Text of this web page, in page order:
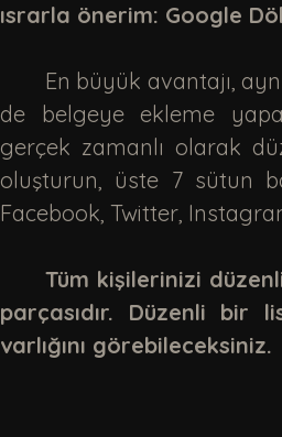
ısrarla önerim: Google
de belgeye ekleme
gerçek zamanlı olarak
oluşturun, üste 7 sütun
Facebook, Twitter,
Tüm kişilerinizi
parçasıdır. Düzenli bir
varlığını görebileceksiniz.